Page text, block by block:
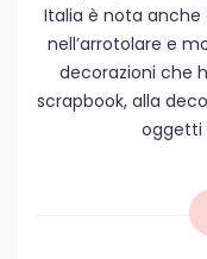
Italia è nota anche
nell’arrotolare e
decorazioni che
scrapbook, alla
oggetti